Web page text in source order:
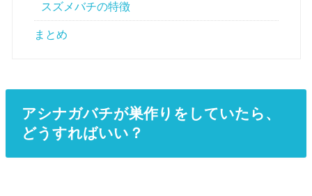
スズメバチの特徴
まとめ
アシナガバチが巣作りをしていたら、
どうすればいい？